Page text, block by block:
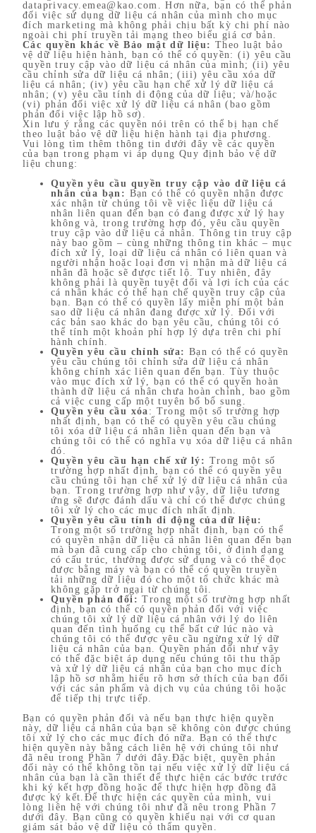
dataprivacy.emea@kao.com. Hơn nữa, bạn có thể phản
đối việc sử dụng dữ liệu cá nhân của mình cho mục
đích marketing mà không phải chịu bất kỳ chi phí nào
ngoài chi phí truyền tải mạng theo biểu giá cơ bản.
Các quyền khác về Bảo mật dữ liệu: Theo luật bảo
vệ dữ liệu hiện hành, bạn có thể có quyền: (i) yêu cầu
quyền truy cập vào dữ liệu cá nhân của mình; (ii) yêu
cầu chỉnh sửa dữ liệu cá nhân; (iii) yêu cầu xóa dữ
liệu cá nhân; (iv) yêu cầu hạn chế xử lý dữ liệu cá
nhân; (v) yêu cầu tính di động của dữ liệu; và/hoặc
(vi) phản đối việc xử lý dữ liệu cá nhân (bao gồm
phản đối việc lập hồ sơ).
Xin lưu ý rằng các quyền nói trên có thể bị hạn chế
theo luật bảo vệ dữ liệu hiện hành tại địa phương.
Vui lòng tìm thêm thông tin dưới đây về các quyền
của bạn trong phạm vi áp dụng Quy định bảo vệ dữ
liệu chung:
Quyền yêu cầu quyền truy cập vào dữ liệu cá
nhân của bạn: Bạn có thể có quyền nhận được
xác nhận từ chúng tôi về việc liệu dữ liệu cá
nhân liên quan đến bạn có đang được xử lý hay
không và, trong trường hợp đó, yêu cầu quyền
truy cập vào dữ liệu cá nhân. Thông tin truy cập
này bao gồm – cùng những thông tin khác – mục
đích xử lý, loại dữ liệu cá nhân có liên quan và
người nhận hoặc loại đơn vị nhận mà dữ liệu cá
nhân đã hoặc sẽ được tiết lộ. Tuy nhiên, đây
không phải là quyền tuyệt đối và lợi ích của các
cá nhân khác có thể hạn chế quyền truy cập của
bạn. Bạn có thể có quyền lấy miễn phí một bản
sao dữ liệu cá nhân đang được xử lý. Đối với
các bản sao khác do bạn yêu cầu, chúng tôi có
thể tính một khoản phí hợp lý dựa trên chi phí
hành chính.
Quyền yêu cầu chỉnh sửa: Bạn có thể có quyền
yêu cầu chúng tôi chỉnh sửa dữ liệu cá nhân
không chính xác liên quan đến bạn. Tùy thuộc
vào mục đích xử lý, bạn có thể có quyền hoàn
thành dữ liệu cá nhân chưa hoàn chỉnh, bao gồm
cả việc cung cấp một tuyên bố bổ sung.
Quyền yêu cầu xóa : Trong một số trường hợp
nhất định, bạn có thể có quyền yêu cầu chúng
tôi xóa dữ liệu cá nhân liên quan đến bạn và
chúng tôi có thể có nghĩa vụ xóa dữ liệu cá nhân
đó.
Quyền yêu cầu hạn chế xử lý: Trong một số
trường hợp nhất định, bạn có thể có quyền yêu
cầu chúng tôi hạn chế xử lý dữ liệu cá nhân của
bạn. Trong trường hợp như vậy, dữ liệu tương
ứng sẽ được đánh dấu và chỉ có thể được chúng
tôi xử lý cho các mục đích nhất định.
Quyền yêu cầu tính di động của dữ liệu:
Trong một số trường hợp nhất định, bạn có thể
có quyền nhận dữ liệu cá nhân liên quan đến bạn
mà bạn đã cung cấp cho chúng tôi, ở định dạng
có cấu trúc, thường được sử dụng và có thể đọc
được bằng máy và bạn có thể có quyền truyền
tải những dữ liệu đó cho một tổ chức khác mà
không gặp trở ngại từ chúng tôi.
Quyền phản đối: Trong một số trường hợp nhất
định, bạn có thể có quyền phản đối với việc
chúng tôi xử lý dữ liệu cá nhân với lý do liên
quan đến tình huống cụ thể bất cứ lúc nào và
chúng tôi có thể được yêu cầu ngừng xử lý dữ
liệu cá nhân của bạn. Quyền phản đối như vậy
có thể đặc biệt áp dụng nếu chúng tôi thu thập
và xử lý dữ liệu cá nhân của bạn cho mục đích
lập hồ sơ nhằm hiểu rõ hơn sở thích của bạn đối
với các sản phẩm và dịch vụ của chúng tôi hoặc
để tiếp thị trực tiếp.
Bạn có quyền phản đối và nếu bạn thực hiện quyền
này, dữ liệu cá nhân của bạn sẽ không còn được chúng
tôi xử lý cho các mục đích đó nữa. Bạn có thể thực
hiện quyền này bằng cách liên hệ với chúng tôi như
đã nêu trong Phần 7 dưới đây.Đặc biệt, quyền phản
đối này có thể không tồn tại nếu việc xử lý dữ liệu cá
nhân của bạn là cần thiết để thực hiện các bước trước
khi ký kết hợp đồng hoặc để thực hiện hợp đồng đã
được ký kết.Để thực hiện các quyền của mình, vui
lòng liên hệ với chúng tôi như đã nêu trong Phần 7
dưới đây. Bạn cũng có quyền khiếu nại với cơ quan
giám sát bảo vệ dữ liệu có thẩm quyền.